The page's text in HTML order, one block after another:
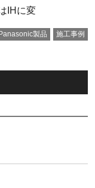
IHに変
Panasonic製品 施工事例